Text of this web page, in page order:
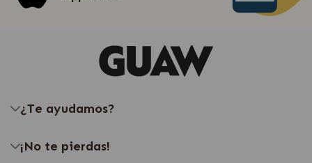
¿Te ayudamos?
¡No te pierdas!